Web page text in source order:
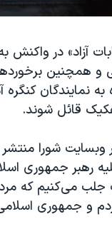
آزاد» در واکنش
و همچنین
نمایندگان کنگره
قائل شوند.
وبسایت شورا
رهبر جمهوری
جلب می‌کنیم که
و جمهوری